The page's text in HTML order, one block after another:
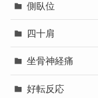
側臥位
四十肩
坐骨神経痛
好転反応